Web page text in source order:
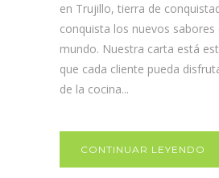
en Trujillo, tierra de
conquista los nuevos sabores
mundo. Nuestra carta está
que cada cliente pueda
de la cocina...
CONTINUAR LEYENDO